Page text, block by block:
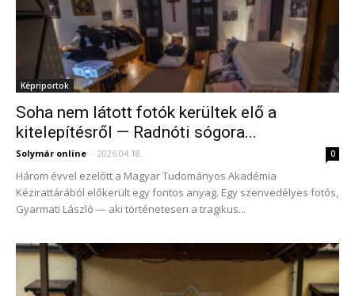
Képriportok
Soha nem látott fotók kerültek elő a
kitelepítésről — Radnóti sógora...
Solymár online - 2026.04.18. 0
Három évvel ezelőtt a Magyar Tudományos Akadémia
Kézirattárából előkerült egy fontos anyag. Egy szenvedélyes fotós,
Gyarmati László — aki történetesen a tragikus...